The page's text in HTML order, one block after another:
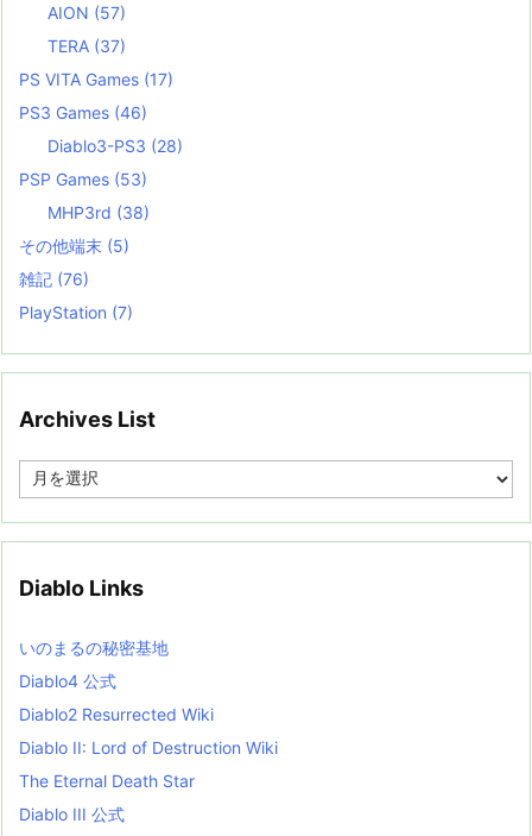
AION (57)
TERA (37)
PS VITA Games (17)
PS3 Games (46)
Diablo3-PS3 (28)
PSP Games (53)
MHP3rd (38)
その他端末 (5)
雑記 (76)
PlayStation (7)
Archives List
e
i
s
t
Diablo Links
いのまるの秘密基地
Diablo4 公式
Diablo2 Resurrected Wiki
Diablo II: Lord of Destruction Wiki
The Eternal Death Star
Diablo III 公式